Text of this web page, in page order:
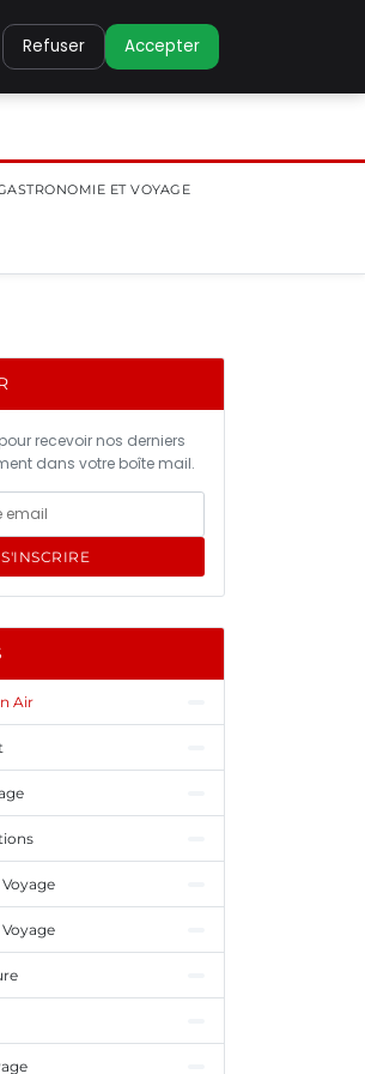
ET VOYAGE
recevoir nos derniers
dans votre boîte mail.
S'INSCRIRE
Air
Refuser Accepter